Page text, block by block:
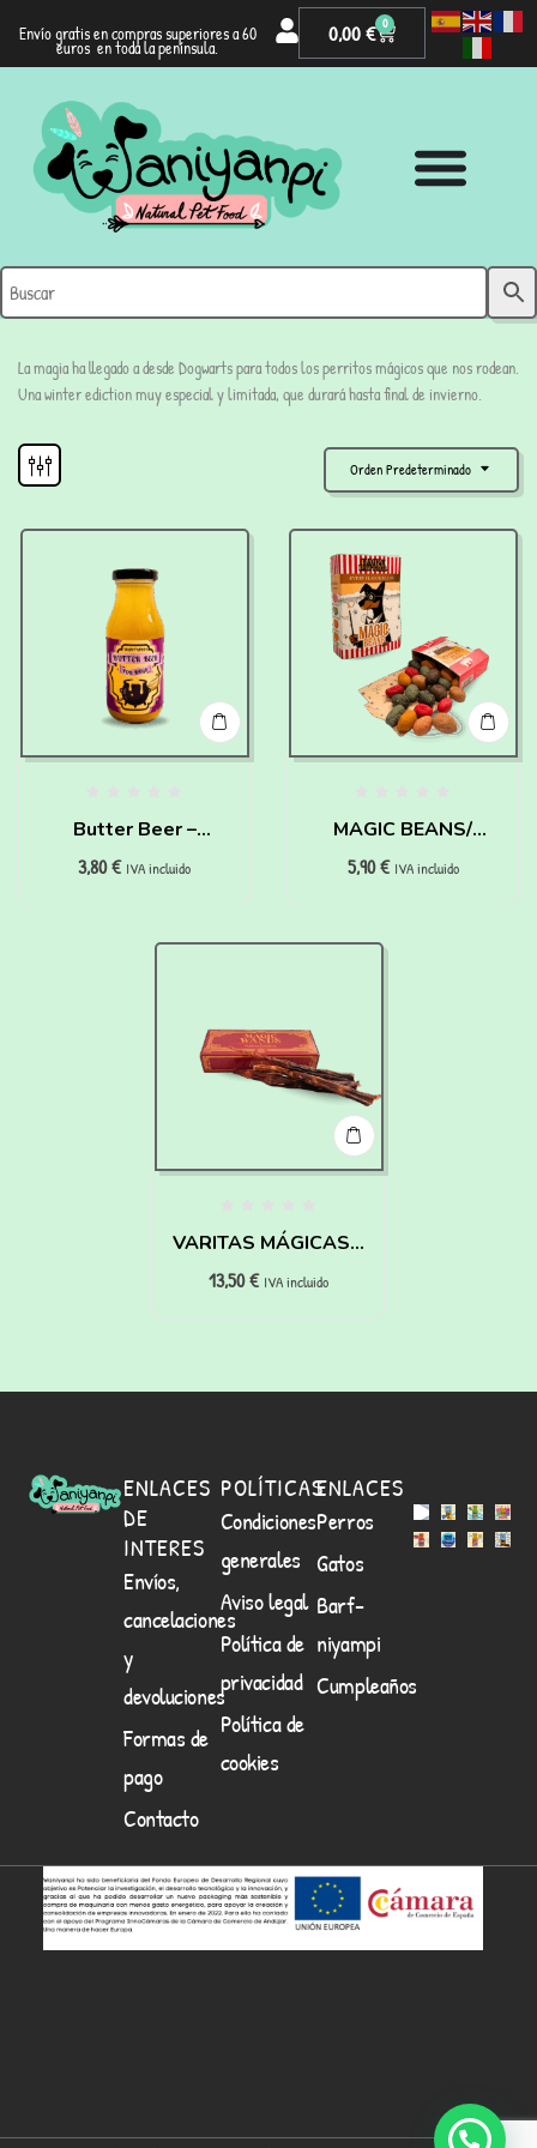
Envío gratis en compras superiores a 60
euros en toda la península.
0,00€ 0
La magia ha llegado a desde Dogwarts para todos los perritos mágicos que nos rodean.
Una winter ediction muy especial y limitada, que durará hasta final de invierno.
Orden Predeterminado
Butter Beer –
Cerveza de
PAWTTER
3,80€ IVA incluido
MAGIC BEANS/
JUDÍAS MÁGICAS –
5,90€ IVA incluido
VARITAS MÁGICAS –
HAIRY PAWTTER
13,50€ IVA incluido
ENLACES
DE
INTERES
Envíos,
cancelaciones
y
devoluciones
Formas de
pago
Contacto
POLÍTICAS
Condiciones
generales
Aviso legal
Política de
privacidad
Política de
cookies
ENLACES
Perros
Gatos
Barf-
niyampi
Cumpleaños